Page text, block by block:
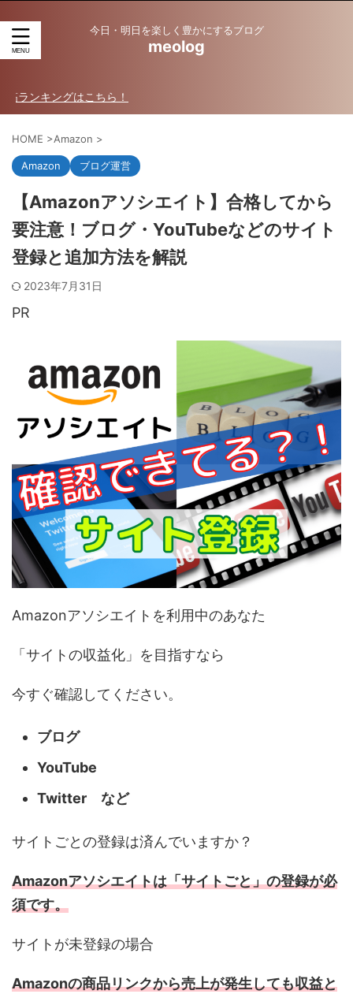
今日・明日を楽しく豊かにするブログ
meolog
グはこちら！
HOME >Amazon >
Amazon ブログ運営
【Amazonアソシエイト】合格してから
要注意！ブログ・YouTubeなどのサイト
登録と追加方法を解説
2023年7月31日
PR
Amazonアソシエイトを利用中のあなた
「サイトの収益化」を目指すなら
今すぐ確認してください。
ブログ
YouTube
Twitter など
サイトごとの登録は済んでいますか？
Amazonアソシエイトは「サイトごと」の登録が必
須です。
サイトが未登録の場合
Amazonの商品リンクから売上が発生しても収益と